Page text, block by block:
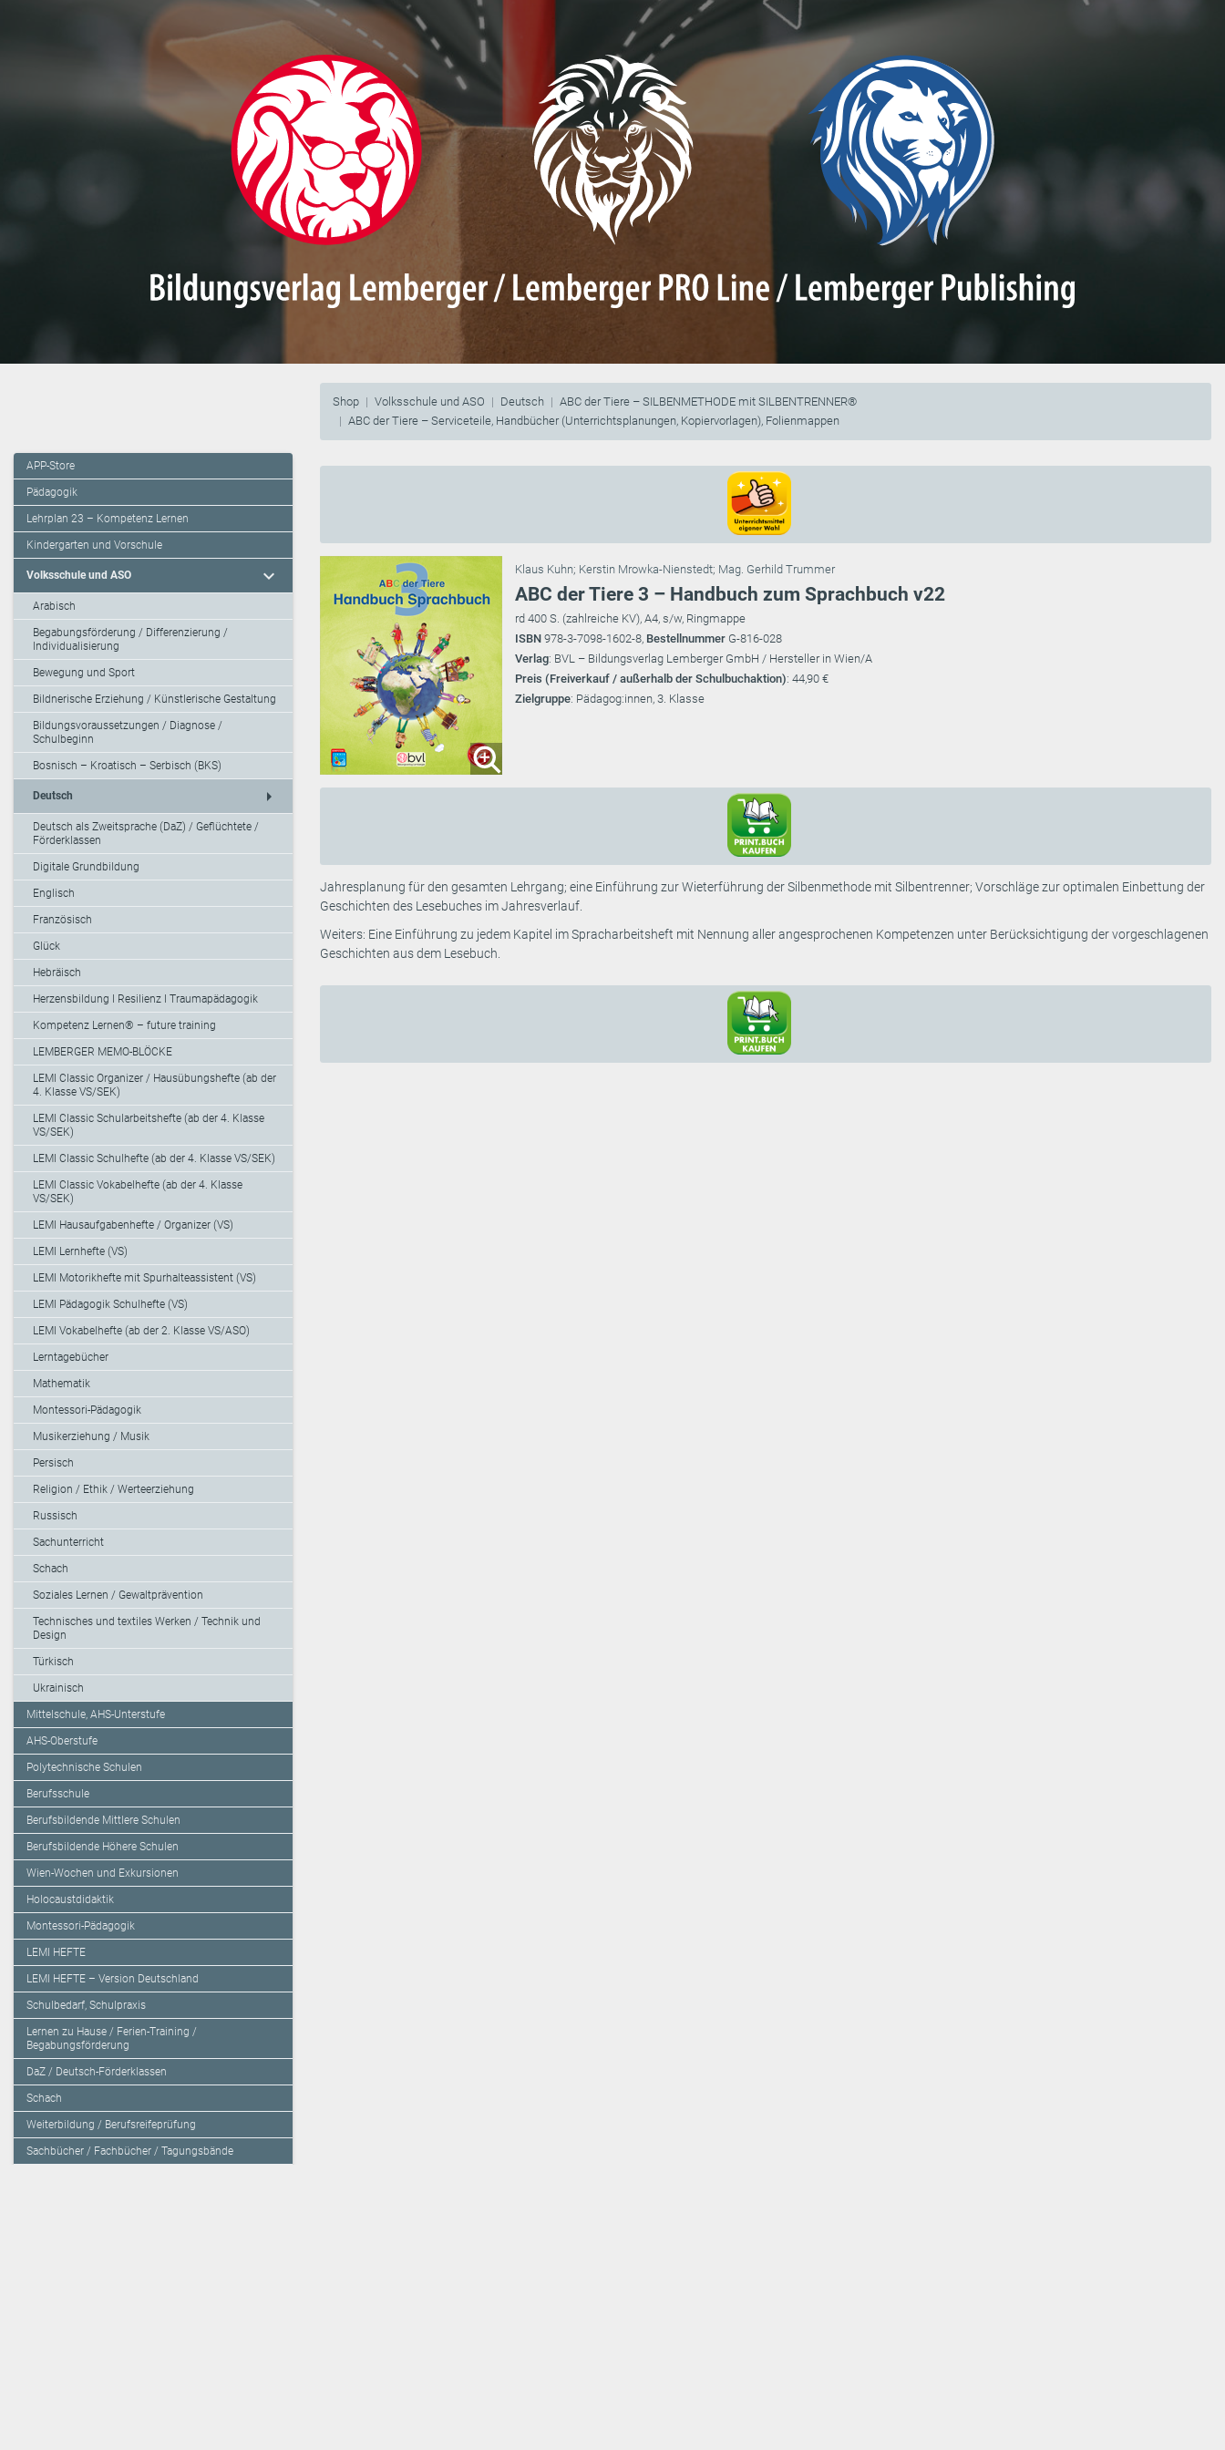
Shop Volksschule und ASO Deutsch
ABC der Tiere – SILBENMETHODE mit SILBENTRENNER®
ABC der Tiere – Serviceteile, Handbücher (Unterrichtsplanungen, Kopiervorlagen), Folienmappen
APP-Store
Pädagogik
Lehrplan 23 – Kompetenz Lernen
Kindergarten und Vorschule
Volksschule und ASO expand_more
Arabisch
Begabungsförderung / Differenzierung /
Individualisierung
Bewegung und Sport
Bildnerische Erziehung / Künstlerische Gestaltung
Bildungsvoraussetzungen / Diagnose /
Schulbeginn
Bosnisch – Kroatisch – Serbisch (BKS)
Deutsch arrow_right
Deutsch als Zweitsprache (DaZ) / Geflüchtete /
Förderklassen
Digitale Grundbildung
Englisch
Französisch
Glück
Hebräisch
Herzensbildung I Resilienz I Traumapädagogik
Kompetenz Lernen® – future training
LEMBERGER MEMO-BLÖCKE
LEMI Classic Organizer / Hausübungshefte (ab der
4. Klasse VS/SEK)
LEMI Classic Schularbeitshefte (ab der 4. Klasse
VS/SEK)
LEMI Classic Schulhefte (ab der 4. Klasse VS/SEK)
LEMI Classic Vokabelhefte (ab der 4. Klasse
VS/SEK)
LEMI Hausaufgabenhefte / Organizer (VS)
LEMI Lernhefte (VS)
LEMI Motorikhefte mit Spurhalteassistent (VS)
LEMI Pädagogik Schulhefte (VS)
LEMI Vokabelhefte (ab der 2. Klasse VS/ASO)
Lerntagebücher
Mathematik
Montessori-Pädagogik
Musikerziehung / Musik
Persisch
Religion / Ethik / Werteerziehung
Russisch
Sachunterricht
Schach
Soziales Lernen / Gewaltprävention
Technisches und textiles Werken / Technik und
Design
Türkisch
Ukrainisch
Mittelschule, AHS-Unterstufe
AHS-Oberstufe
Polytechnische Schulen
Berufsschule
Berufsbildende Mittlere Schulen
Berufsbildende Höhere Schulen
Wien-Wochen und Exkursionen
Holocaustdidaktik
Montessori-Pädagogik
LEMI HEFTE
LEMI HEFTE – Version Deutschland
Schulbedarf, Schulpraxis
Lernen zu Hause / Ferien-Training /
Begabungsförderung
DaZ / Deutsch-Förderklassen
Schach
Weiterbildung / Berufsreifeprüfung
Sachbücher / Fachbücher / Tagungsbände
Klaus Kuhn; Kerstin Mrowka-Nienstedt; Mag. Gerhild Trummer
ABC der Tiere 3 – Handbuch zum Sprachbuch v22
rd 400 S. (zahlreiche KV), A4, s/w, Ringmappe
ISBN 978-3-7098-1602-8, Bestellnummer G-816-028
Verlag: BVL – Bildungsverlag Lemberger GmbH / Hersteller in Wien/A
Preis (Freiverkauf / außerhalb der Schulbuchaktion): 44,90 €
Zielgruppe: Pädagog:innen, 3. Klasse
Jahresplanung für den gesamten Lehrgang; eine Einführung zur Wieterführung der Silbenmethode mit Silbentrenner; Vorschläge zur optimalen Einbettung der
Geschichten des Lesebuches im Jahresverlauf.
Weiters: Eine Einführung zu jedem Kapitel im Spracharbeitsheft mit Nennung aller angesprochenen Kompetenzen unter Berücksichtigung der vorgeschlagenen
Geschichten aus dem Lesebuch.